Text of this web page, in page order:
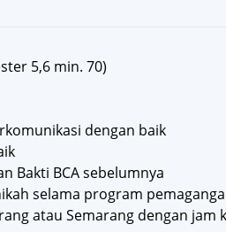
5,6 min. 70)
dengan baik
Bakti BCA sebelumnya
selama program
atau Semarang dengan jam